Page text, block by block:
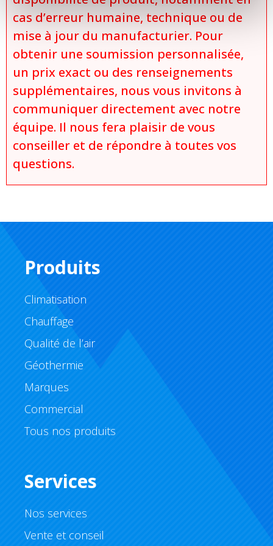
cas d’erreur humaine, technique ou de
mise à jour du manufacturier. Pour
obtenir une soumission personnalisée,
un prix exact ou des renseignements
supplémentaires, nous vous invitons à
communiquer directement avec notre
équipe. Il nous fera plaisir de vous
conseiller et de répondre à toutes vos
questions.
Produits
Climatisation
Chauffage
Qualité de l’air
Géothermie
Marques
Commercial
Tous nos produits
Services
Nos services
Vente et conseil